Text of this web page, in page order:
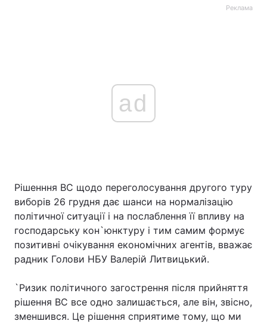
Реклама
ad
Рішенння ВС щодо переголосування другого туру
виборів 26 грудня дає шанси на нормалізацію
політичної ситуації і на послаблення її впливу на
господарську кон`юнктуру і тим самим формує
позитивні очікування економічних агентів, вважає
радник Голови НБУ Валерій Литвицький.
`Ризик політичного загострення після прийняття
рішення ВС все одно залишається, але він, звісно,
зменшився. Це рішення сприятиме тому, що ми